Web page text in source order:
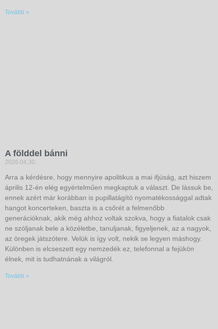
Tovább »
A földdel bánni
2026.04.30.
Arra a kérdésre, hogy mennyire apolitikus a mai ifjúság, azt hiszem
április 12-én elég egyértelműen megkaptuk a választ. De lássuk be,
ennek azért már korábban is pupillatágító nyomatékossággal adtak
hangot koncerteken, baszta is a csőrét a felmenőbb
generációknak, akik még ahhoz voltak szokva, hogy a fiatalok csak
ne szóljanak bele a közéletbe, tanuljanak, figyeljenek, az a nagyok,
az öregek játszótere. Velük is így volt, nekik se legyen máshogy.
Különben is elcseszett egy nemzedék ez, telefonnal a fejükön
élnek, mit is tudhatnának a világról.
Tovább »